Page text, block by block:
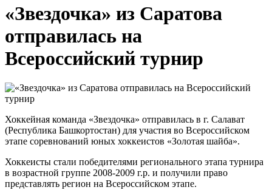
«Звездочка» из Саратова
отправилась на
Всероссийский турнир
Хоккейная команда «Звездочка» отправилась в г. Салават
(Республика Башкортостан) для участия во Всероссийском
этапе соревнований юных хоккеистов «Золотая шайба».
Хоккеисты стали победителями регионального этапа турнира
в возрастной группе 2008-2009 г.р. и получили право
представлять регион на Всероссийском этапе.